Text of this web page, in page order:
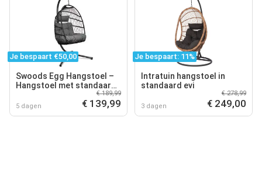
Je bespaart €50,00
Swoods Egg Hangstoel –
Hangstoel met standaard
– Egg Chair – tot 150kg –
Zwart/ Donkergrijs
5 dagen
€ 189,99
€ 139,99
Je bespaart: 11%
Intratuin hangstoel in
standaard evi
3 dagen
€ 278,99
€ 249,00